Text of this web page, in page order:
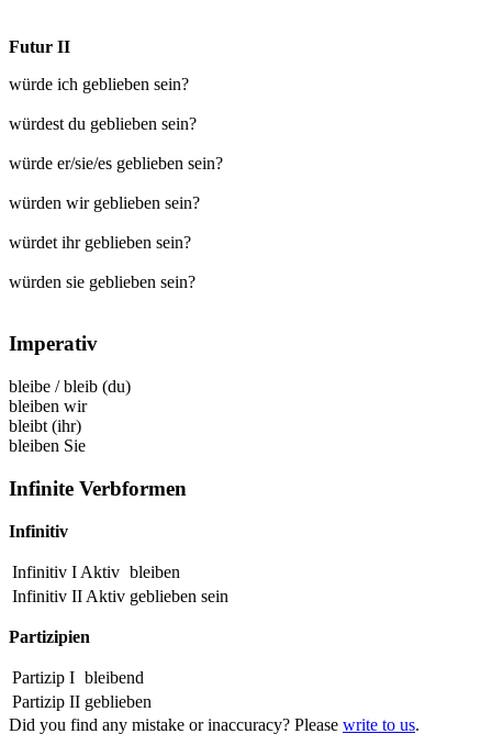
Futur II
würde ich geblieben sein?
würdest du geblieben sein?
würde er/sie/es geblieben sein?
würden wir geblieben sein?
würdet ihr geblieben sein?
würden sie geblieben sein?
Imperativ
bleibe /bleib (du)
bleiben wir
bleibt (ihr)
bleiben Sie
Infinite Verbformen
Infinitiv
Infinitiv I Aktiv bleiben
Infinitiv II Aktiv geblieben sein
Partizipien
Partizip I bleibend
Partizip II geblieben
Did you find any mistake or inaccuracy? Please write to us.